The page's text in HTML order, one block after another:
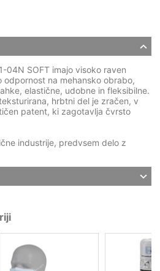
04N SOFT imajo visoko raven
na mehansko obrabo,
elastične, udobne in fleksibilne.
hrbtni del je zračen, v
patent, ki zagotavlja čvrsto
industrije, predvsem delo z